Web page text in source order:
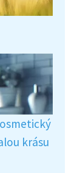
krásu